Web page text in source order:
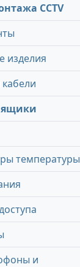
CCTV
изделия
температуры
и